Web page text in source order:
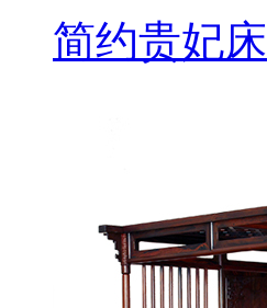
简约贵妃床